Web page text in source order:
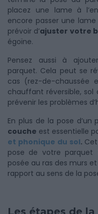
placez une lame à
encore passer une
prévoir d’ajuster votre
égoïne.
Pensez aussi à
parquet. Cela peut se
cas (rez-de-chaussée
chauffant réversible,
prévenir les problèmes
En plus de la pose d’un
couche est essentielle
et phonique du sol.
pose de votre
posée au ras des murs
rapport au sens de la